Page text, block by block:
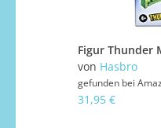
von Hasbro
gefunden bei
31,95 €